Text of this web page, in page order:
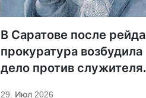
В Саратове после рейда
прокуратура возбудила
дело против служителя
29. Июл 2026